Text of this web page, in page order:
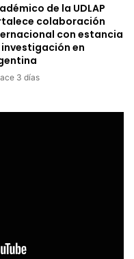
de la UDLAP
colaboración
con estancia
investigación en
3 días